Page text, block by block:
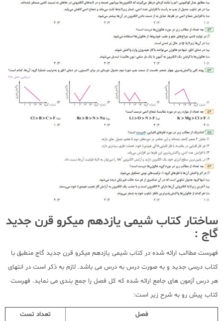
ساختار کتاب شیمی یازدهم میکرو قرن جدید
گاج :
فهرست مطالب ارائه شده در کتاب شیمی یازدهم میکرو قرن جدید گاج منطبق با
کتاب درسی جدید و به صورت درس به درس می باشد. لازم به ذکر است در انتهای
هر درس آزمون های جامع ارائه شده که کل فصل را جمع بندی می نماید. فهرست
کتاب پیش رو به شرح زیر است:
فصل تعداد تست